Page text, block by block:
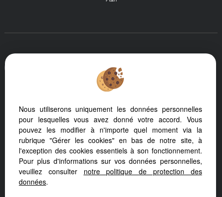
votre PC, votre tablette ou votre smartphone, notre site
s'adapte automatiquement aux différents types d'écrans
Logiciel immo
Création site immobilier
Référencement site immobilier
Bourg En Bresse (01000)
Paris 8eme Arrondissement (75008)
Meillonnas (01370)
Nous utiliserons uniquement les données personnelles
pour lesquelles vous avez donné votre accord. Vous
pouvez les modifier à n'importe quel moment via la
rubrique "Gérer les cookies" en bas de notre site, à
l'exception des cookies essentiels à son fonctionnement.
Pour plus d'informations sur vos données personnelles,
veuillez consulter notre politique de protection des
données.